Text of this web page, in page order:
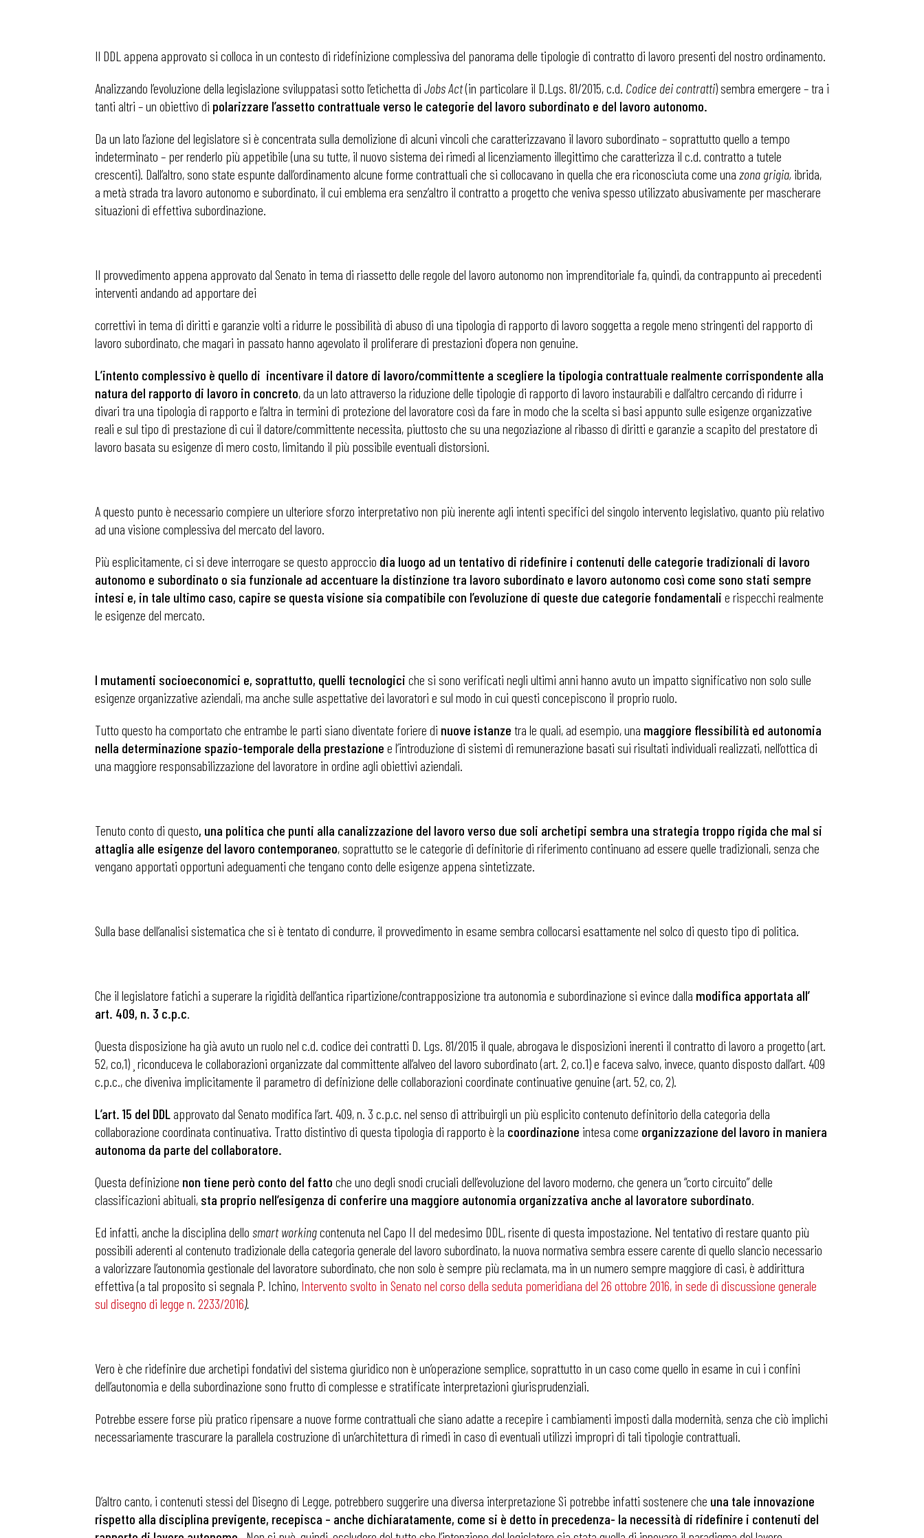
Bollettini ADAPT
Eventi
Chi Siamo
Il DDL appena approvato si colloca in un contesto di ridefinizione complessiva del panorama delle tipologie di contratto di lavoro presenti del nostro ordinamento.
Analizzando l’evoluzione della legislazione sviluppatasi sotto l’etichetta di Jobs Act(in particolare il D.Lgs. 81/2015, c.d. Codice dei contratti) sembra emergere – tra i
tanti altri – un obiettivo di polarizzare l’assetto contrattuale verso le categorie del lavoro subordinato e del lavoro autonomo.
Da un lato l’azione del legislatore si è concentrata sulla demolizione di alcuni vincoli che caratterizzavano il lavoro subordinato – soprattutto quello a tempo
indeterminato – per renderlo più appetibile (una su tutte, il nuovo sistema dei rimedi al licenziamento illegittimo che caratterizza il c.d. contratto a tutele
crescenti). Dall’altro, sono state espunte dall’ordinamento alcune forme contrattuali che si collocavano in quella che era riconosciuta come una zona grigia, ibrida,
a metà strada tra lavoro autonomo e subordinato, il cui emblema era senz’altro il contratto a progetto che veniva spesso utilizzato abusivamente per mascherare
situazioni di effettiva subordinazione.
Il provvedimento appena approvato dal Senato in tema di riassetto delle regole del lavoro autonomo non imprenditoriale fa, quindi, da contrappunto ai precedenti
interventi andando ad apportare dei
correttivi in tema di diritti e garanzie volti a ridurre le possibilità di abuso di una tipologia di rapporto di lavoro soggetta a regole meno stringenti del rapporto di
lavoro subordinato, che magari in passato hanno agevolato il proliferare di prestazioni d’opera non genuine.
L’intento complessivo è quello di incentivare il datore di lavoro/committente a scegliere la tipologia contrattuale realmente corrispondente alla
natura del rapporto di lavoro in concreto, da un lato attraverso la riduzione delle tipologie di rapporto di lavoro instaurabili e dall’altro cercando di ridurre i
divari tra una tipologia di rapporto e l’altra in termini di protezione del lavoratore così da fare in modo che la scelta si basi appunto sulle esigenze organizzative
reali e sul tipo di prestazione di cui il datore/committente necessita, piuttosto che su una negoziazione al ribasso di diritti e garanzie a scapito del prestatore di
lavoro basata su esigenze di mero costo, limitando il più possibile eventuali distorsioni.
A questo punto è necessario compiere un ulteriore sforzo interpretativo non più inerente agli intenti specifici del singolo intervento legislativo, quanto più relativo
ad una visione complessiva del mercato del lavoro.
Più esplicitamente, ci si deve interrogare se questo approccio dia luogo ad un tentativo di ridefinire i contenuti delle categorie tradizionali di lavoro
autonomo e subordinato o sia funzionale ad accentuare la distinzione tra lavoro subordinato e lavoro autonomo così come sono stati sempre
intesi e, in tale ultimo caso, capire se questa visione sia compatibile con l’evoluzione di queste due categorie fondamentali e rispecchi realmente
le esigenze del mercato.
I mutamenti socioeconomici e, soprattutto, quelli tecnologici che si sono verificati negli ultimi anni hanno avuto un impatto significativo non solo sulle
esigenze organizzative aziendali, ma anche sulle aspettative dei lavoratori e sul modo in cui questi concepiscono il proprio ruolo.
Tutto questo ha comportato che entrambe le parti siano diventate foriere di nuove istanze tra le quali, ad esempio, una maggiore flessibilità ed autonomia
nella determinazione spazio-temporale della prestazione e l’introduzione di sistemi di remunerazione basati sui risultati individuali realizzati, nell’ottica di
una maggiore responsabilizzazione del lavoratore in ordine agli obiettivi aziendali.
Tenuto conto di questo, una politica che punti alla canalizzazione del lavoro verso due soli archetipi sembra una strategia troppo rigida che mal si
attaglia alle esigenze del lavoro contemporaneo, soprattutto se le categorie di definitorie di riferimento continuano ad essere quelle tradizionali, senza che
vengano apportati opportuni adeguamenti che tengano conto delle esigenze appena sintetizzate.
Sulla base dell’analisi sistematica che si è tentato di condurre, il provvedimento in esame sembra collocarsi esattamente nel solco di questo tipo di politica.
Che il legislatore fatichi a superare la rigidità dell’antica ripartizione/contrapposizione tra autonomia e subordinazione si evince dalla modifica apportata all’
art. 409, n. 3 c.p.c.
Questa disposizione ha già avuto un ruolo nel c.d. codice dei contratti D. Lgs. 81/2015 il quale, abrogava le disposizioni inerenti il contratto di lavoro a progetto (art.
52, co,1) ¸ riconduceva le collaborazioni organizzate dal committente all’alveo del lavoro subordinato (art. 2, co.1) e faceva salvo, invece, quanto disposto dall’art. 409
c.p.c., che diveniva implicitamente il parametro di definizione delle collaborazioni coordinate continuative genuine (art. 52, co, 2).
L’art. 15 del DDL approvato dal Senato modifica l’art. 409, n. 3 c.p.c. nel senso di attribuirgli un più esplicito contenuto definitorio della categoria della
collaborazione coordinata continuativa. Tratto distintivo di questa tipologia di rapporto è la coordinazione intesa come organizzazione del lavoro in maniera
autonoma da parte del collaboratore.
Questa definizione non tiene però conto del fatto che uno degli snodi cruciali dell’evoluzione del lavoro moderno, che genera un “corto circuito” delle
classificazioni abituali, sta proprio nell’esigenza di conferire una maggiore autonomia organizzativa anche al lavoratore subordinato.
Ed infatti, anche la disciplina dello smart workingcontenuta nel Capo II del medesimo DDL, risente di questa impostazione. Nel tentativo di restare quanto più
possibili aderenti al contenuto tradizionale della categoria generale del lavoro subordinato, la nuova normativa sembra essere carente di quello slancio necessario
a valorizzare l’autonomia gestionale del lavoratore subordinato, che non solo è sempre più reclamata, ma in un numero sempre maggiore di casi, è addirittura
effettiva (a tal proposito si segnala P. Ichino, Intervento svolto in Senato nel corso della seduta pomeridiana del 26 ottobre 2016, in sede di discussione generale
sul disegno di legge n. 2233/2016).
Vero è che ridefinire due archetipi fondativi del sistema giuridico non è un’operazione semplice, soprattutto in un caso come quello in esame in cui i confini
dell’autonomia e della subordinazione sono frutto di complesse e stratificate interpretazioni giurisprudenziali.
Potrebbe essere forse più pratico ripensare a nuove forme contrattuali che siano adatte a recepire i cambiamenti imposti dalla modernità, senza che ciò implichi
necessariamente trascurare la parallela costruzione di un’architettura di rimedi in caso di eventuali utilizzi impropri di tali tipologie contrattuali.
D’altro canto, i contenuti stessi del Disegno di Legge, potrebbero suggerire una diversa interpretazione Si potrebbe infatti sostenere che una tale innovazione
rispetto alla disciplina previgente, recepisca – anche dichiaratamente, come si è detto in precedenza- la necessità di ridefinire i contenuti del